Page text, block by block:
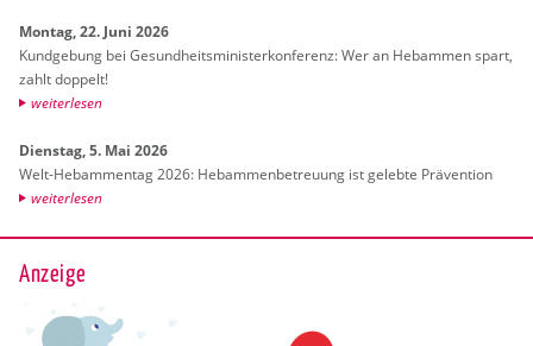
Mon­tag, 22. Juni 2026
Kund­ge­bung bei Ge­sund­heits­mi­nis­ter­kon­fe­renz: Wer an Heb­am­men spart,
zahlt dop­pelt!
wei­ter­le­sen
Diens­tag, 5. Mai 2026
Welt-Heb­am­men­tag 2026: Heb­am­men­be­treu­ung ist ge­leb­te Prä­ven­ti­on
wei­ter­le­sen
Anzeige